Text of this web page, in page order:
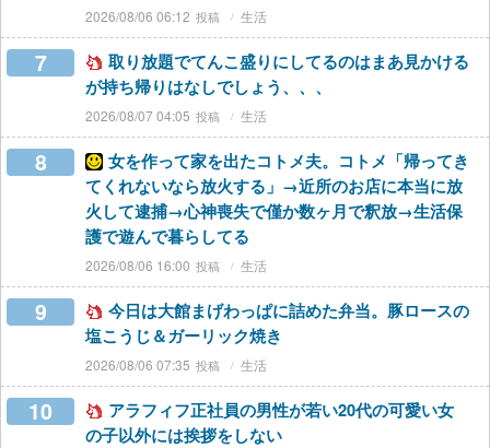
2026/08/06 06:12 生活
7
取り放題でてんこ盛りにしてるのはまあ見かける
が持ち帰りはなしでしょう、、、
2026/08/07 04:05 生活
8
女を作って家を出たコトメ夫。コトメ「帰ってき
てくれないなら放火する」→近所のお店に本当に放
火して逮捕→心神喪失で僅か数ヶ月で釈放→生活保
護で遊んで暮らしてる
2026/08/06 16:00 生活
9
今日は大館まげわっぱに詰めた弁当。豚ロースの
塩こうじ＆ガーリック焼き
2026/08/06 07:35 生活
10
アラフィフ正社員の男性が若い20代の可愛い女
の子以外には挨拶をしない